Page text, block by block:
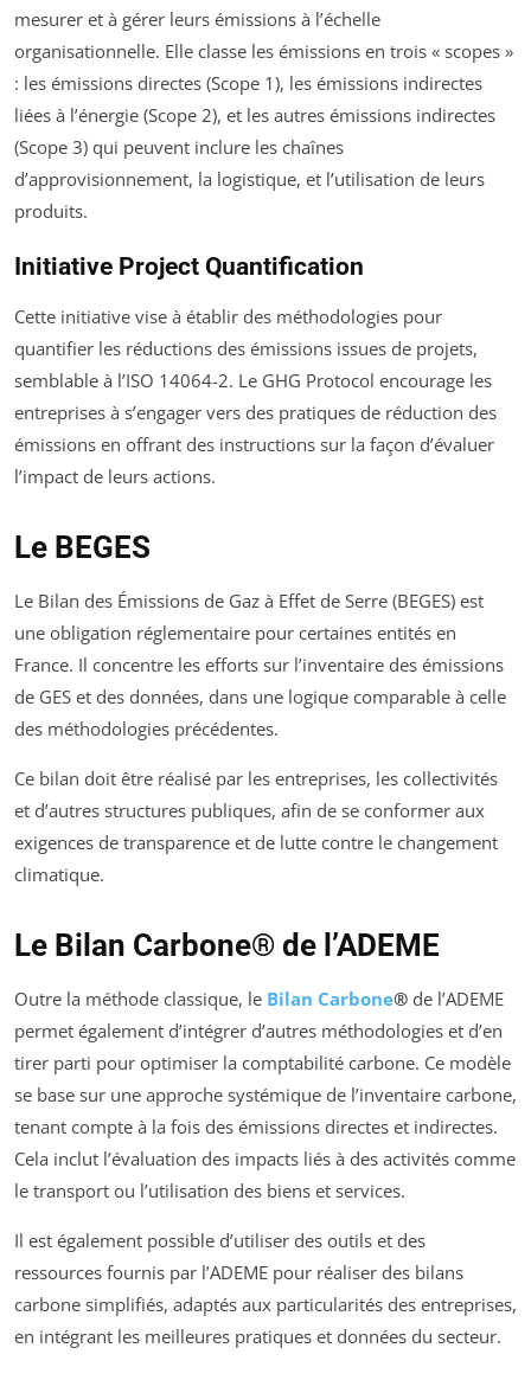
mesurer et à gérer leurs émissions à l’échelle
organisationnelle. Elle classe les émissions en trois « scopes »
: les émissions directes (Scope 1), les émissions indirectes
liées à l’énergie (Scope 2), et les autres émissions indirectes
(Scope 3) qui peuvent inclure les chaînes
d’approvisionnement, la logistique, et l’utilisation de leurs
produits.
Initiative Project Quantification
Cette initiative vise à établir des méthodologies pour
quantifier les réductions des émissions issues de projets,
semblable à l’ISO 14064-2. Le GHG Protocol encourage les
entreprises à s’engager vers des pratiques de réduction des
émissions en offrant des instructions sur la façon d’évaluer
l’impact de leurs actions.
Le BEGES
Le Bilan des Émissions de Gaz à Effet de Serre (BEGES) est
une obligation réglementaire pour certaines entités en
France. Il concentre les efforts sur l’inventaire des émissions
de GES et des données, dans une logique comparable à celle
des méthodologies précédentes.
Ce bilan doit être réalisé par les entreprises, les collectivités
et d’autres structures publiques, afin de se conformer aux
exigences de transparence et de lutte contre le changement
climatique.
Le Bilan Carbone® de l’ADEME
Outre la méthode classique, le Bilan Carbone® de l’ADEME
permet également d’intégrer d’autres méthodologies et d’en
tirer parti pour optimiser la comptabilité carbone. Ce modèle
se base sur une approche systémique de l’inventaire carbone,
tenant compte à la fois des émissions directes et indirectes.
Cela inclut l’évaluation des impacts liés à des activités comme
le transport ou l’utilisation des biens et services.
Il est également possible d’utiliser des outils et des
ressources fournis par l’ADEME pour réaliser des bilans
carbone simplifiés, adaptés aux particularités des entreprises,
en intégrant les meilleures pratiques et données du secteur.